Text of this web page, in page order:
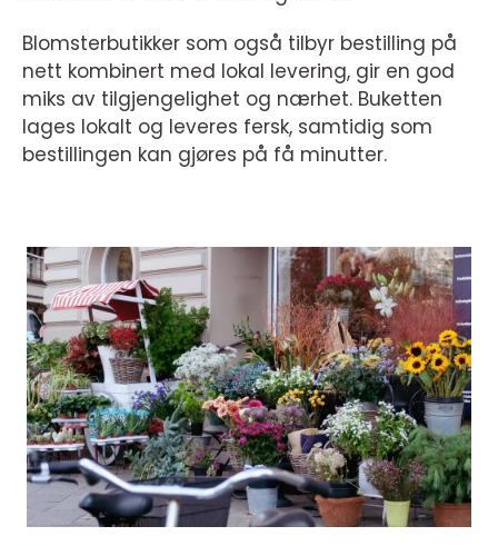
Blomsterbutikker som også tilbyr bestilling på
nett kombinert med lokal levering, gir en god
miks av tilgjengelighet og nærhet. Buketten
lages lokalt og leveres fersk, samtidig som
bestillingen kan gjøres på få minutter.